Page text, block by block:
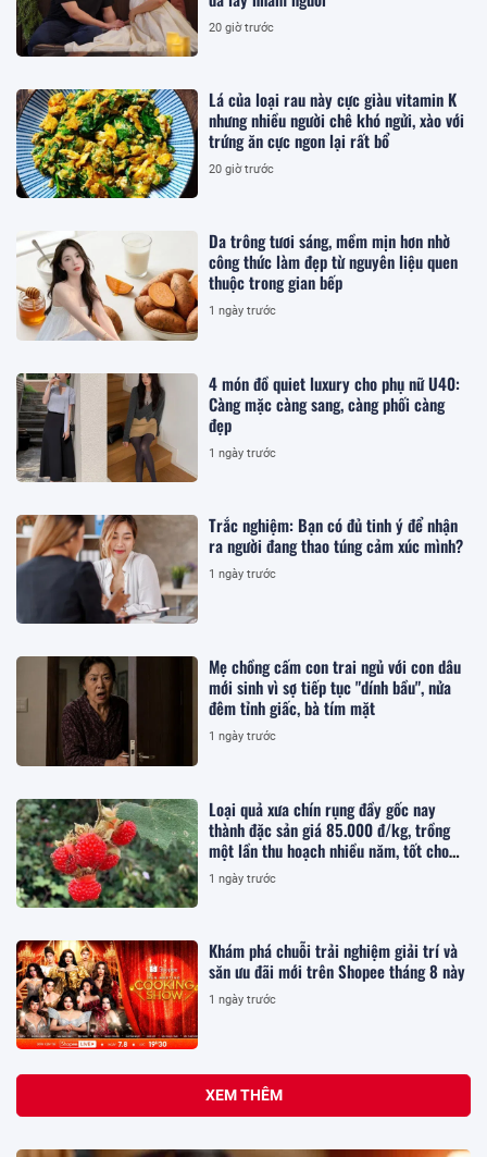
20 giờ trước
Lá của loại rau này cực giàu vitamin K
nhưng nhiều người chê khó ngửi, xào với
trứng ăn cực ngon lại rất bổ
20 giờ trước
Da trông tươi sáng, mềm mịn hơn nhờ
công thức làm đẹp từ nguyên liệu quen
thuộc trong gian bếp
1 ngày trước
4 món đồ quiet luxury cho phụ nữ U40:
Càng mặc càng sang, càng phối càng
đẹp
1 ngày trước
Trắc nghiệm: Bạn có đủ tinh ý để nhận
ra người đang thao túng cảm xúc mình?
1 ngày trước
Mẹ chồng cấm con trai ngủ với con dâu
mới sinh vì sợ tiếp tục "dính bầu", nửa
đêm tỉnh giấc, bà tím mặt
1 ngày trước
Loại quả xưa chín rụng đầy gốc nay
thành đặc sản giá 85.000 đ/kg, trồng
một lần thu hoạch nhiều năm, tốt cho
sức khỏe
1 ngày trước
Khám phá chuỗi trải nghiệm giải trí và
săn ưu đãi mới trên Shopee tháng 8 này
1 ngày trước
XEM THÊM